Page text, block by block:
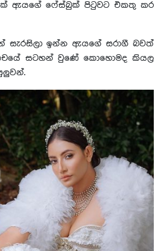
ඇයගේ ෆේස්බුක් පිටුවට එකතු කර
සැරසිලා ඉන්න ඇයගේ සරාගී බවත්
සටහන් වුණේ කොහොමද කියල